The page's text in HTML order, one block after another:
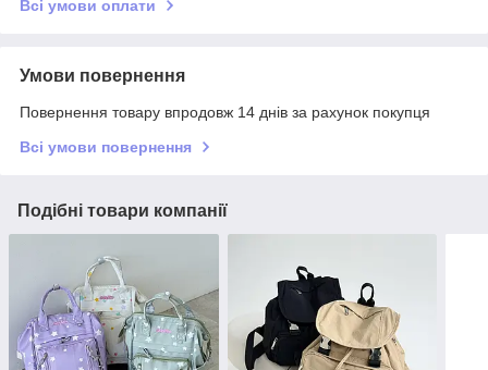
Всі умови оплати
Умови повернення
Повернення товару впродовж 14 днів за рахунок покупця
Всі умови повернення
Подібні товари компанії